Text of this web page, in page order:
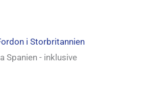
i Storbritannien
Spanien - inklusive